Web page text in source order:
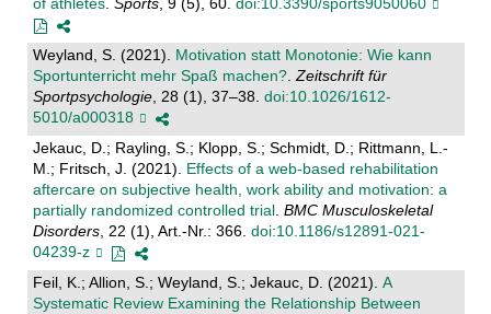
of athletes. Sports, 9 (5), 60. doi:10.3390/sports9050060
Weyland, S. (2021). Motivation statt Monotonie: Wie kann
Sportunterricht mehr Spaß machen?.Zeitschrift für
Sportpsychologie, 28 (1), 37–38. doi:10.1026/1612-
5010/a000318
Jekauc, D.; Rayling, S.; Klopp, S.; Schmidt, D.; Rittmann, L.-
M.; Fritsch, J. (2021). Effects of a web-based rehabilitation
aftercare on subjective health, work ability and motivation: a
partially randomized controlled trial. BMC Musculoskeletal
Disorders, 22 (1), Art.-Nr.: 366. doi:10.1186/s12891-021-
04239-z
Feil, K.; Allion, S.; Weyland, S.; Jekauc, D. (2021). A
Systematic Review Examining the Relationship Between